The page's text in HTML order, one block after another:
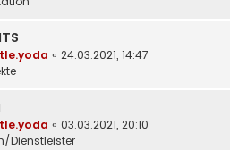
« 24.03.2021, 14:47
« 03.03.2021, 20:10
Dienstleister